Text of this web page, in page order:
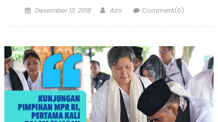
Posted
Desember 13, 2018 Author
Azis Comment(0)